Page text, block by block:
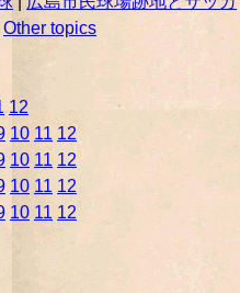
Other topics
12
10 11 12
10 11 12
10 11 12
10 11 12